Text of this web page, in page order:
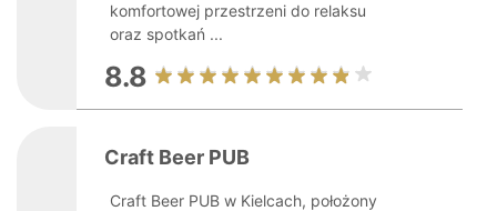
komfortowej przestrzeni do relaksu
oraz spotkań ...
8.8
Craft Beer PUB
Craft Beer PUB w Kielcach, położony